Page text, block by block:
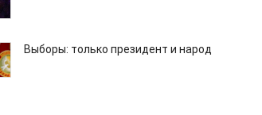
Выборы: только президент и народ